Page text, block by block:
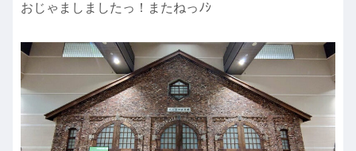
おじゃましましたっ！またねっﾉｼ